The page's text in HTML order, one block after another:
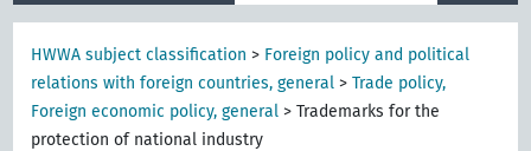
HWWA subject classification > Foreign policy and political
relations with foreign countries, general >Trade policy,
Foreign economic policy, general >Trademarks for the
protection of national industry